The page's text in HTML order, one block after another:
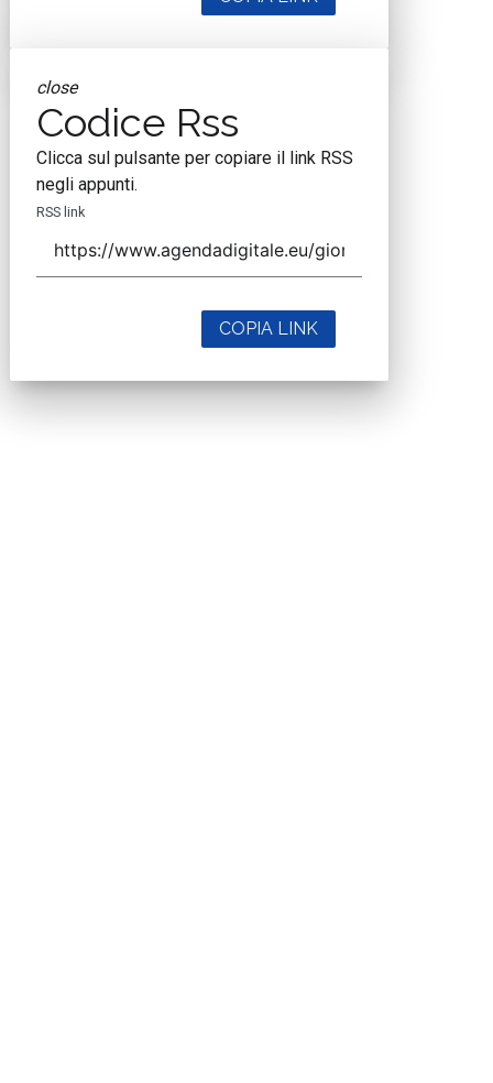
close
Codice Rss
Clicca sul pulsante per copiare il link RSS
negli appunti.
RSS link
COPIA LINK